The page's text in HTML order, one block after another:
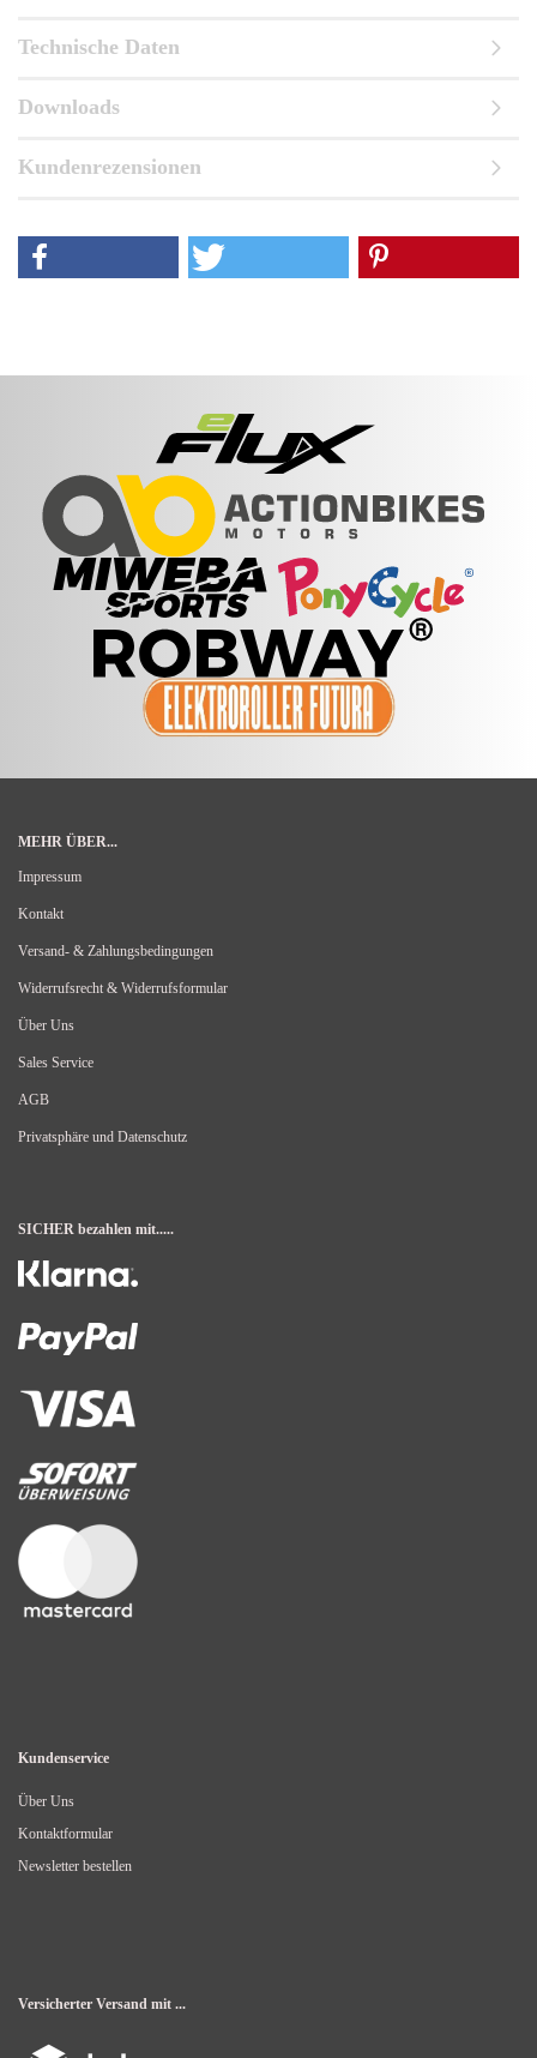
Technische Daten
Downloads
Kundenrezensionen
MEHR ÜBER...
Impressum
Kontakt
Versand- & Zahlungsbedingungen
Widerrufsrecht & Widerrufsformular
Über Uns
Sales Service
AGB
Privatsphäre und Datenschutz
SICHER bezahlen mit.....
Kundenservice
Über Uns
Kontaktformular
Newsletter bestellen
Versicherter Versand mit ...